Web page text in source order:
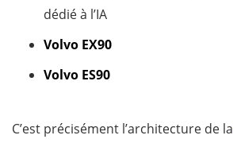
dédié à l’IA
Volvo EX90
Volvo ES90
C’est précisément l’architecture de la